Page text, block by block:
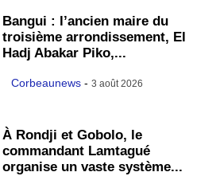
Bangui : l’ancien maire du
troisième arrondissement, El
Hadj Abakar Piko,...
Corbeaunews - 3 août 2026
À Rondji et Gobolo, le
commandant Lamtagué
organise un vaste système...